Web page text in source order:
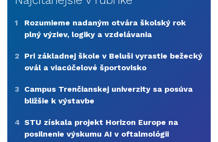
1
Rozumieme nadaným otvára školský rok
plný výziev, logiky a vzdelávania
2
Pri základnej škole v Beluši vyrastie bežecký
ovál a viacúčelové športovisko
3
Campus Trenčianskej univerzity sa posúva
bližšie k výstavbe
4 STU získala projekt Horizon Europe na
posilnenie výskumu AI v oftalmológii